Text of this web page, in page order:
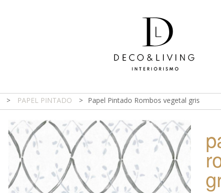
TIENDA FÍSICA PROYECTOS CONTACTO
> PAPEL PINTADO > Papel Pintado Rombos vegetal gris